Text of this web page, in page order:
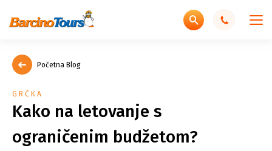
Početna Blog
GRČKA
Kako na letovanje s
ograničenim budžetom?